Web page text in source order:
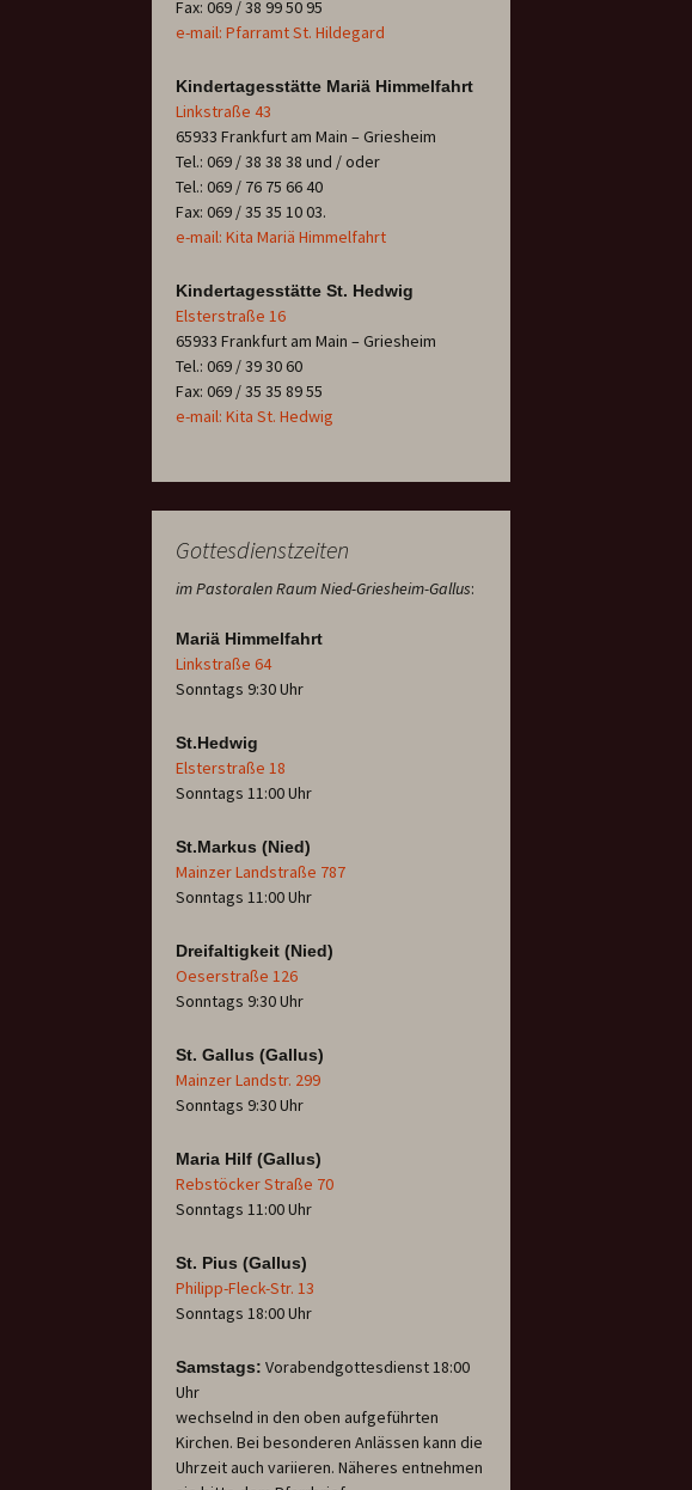
Fax: 069 / 38 99 50 95
e-mail: Pfarramt St. Hildegard
Kindertagesstätte Mariä Himmelfahrt
Linkstraße 43
65933 Frankfurt am Main – Griesheim
Tel.: 069 / 38 38 38 und / oder
Tel.: 069 / 76 75 66 40
Fax: 069 / 35 35 10 03.
e-mail: Kita Mariä Himmelfahrt
Kindertagesstätte St. Hedwig
Elsterstraße 16
65933 Frankfurt am Main – Griesheim
Tel.: 069 / 39 30 60
Fax: 069 / 35 35 89 55
e-mail: Kita St. Hedwig
Gottesdienstzeiten
im Pastoralen Raum Nied-Griesheim-Gallus:
Mariä Himmelfahrt
Linkstraße 64
Sonntags 9:30 Uhr
St.Hedwig
Elsterstraße 18
Sonntags 11:00 Uhr
St.Markus (Nied)
Mainzer Landstraße 787
Sonntags 11:00 Uhr
Dreifaltigkeit (Nied)
Oeserstraße 126
Sonntags 9:30 Uhr
St. Gallus (Gallus)
Mainzer Landstr. 299
Sonntags 9:30 Uhr
Maria Hilf (Gallus)
Rebstöcker Straße 70
Sonntags 11:00 Uhr
St. Pius (Gallus)
Philipp-Fleck-Str. 13
Sonntags 18:00 Uhr
Samstags: Vorabendgottesdienst 18:00
Uhr
wechselnd in den oben aufgeführten
Kirchen. Bei besonderen Anlässen kann die
Uhrzeit auch variieren. Näheres entnehmen